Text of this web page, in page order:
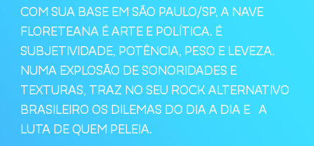
COM SUA BASE EM SÃO PAULO/SP, A NAVE
FLORETEANA É ARTE E POLÍTICA. É
SUBJETIVIDADE, POTÊNCIA, PESO E LEVEZA.
NUMA EXPLOSÃO DE SONORIDADES E
TEXTURAS, TRAZ NO SEU ROCK ALTERNATIVO
BRASILEIRO OS DILEMAS DO DIA A DIA E A
LUTA DE QUEM PELEIA.